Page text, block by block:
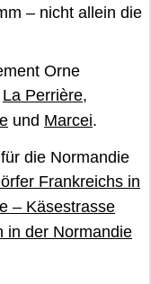
– nicht allein die
Orne
La Perrière,
und Marcei.
die Normandie
Frankreichs in
– Käsestrasse
in der Normandie